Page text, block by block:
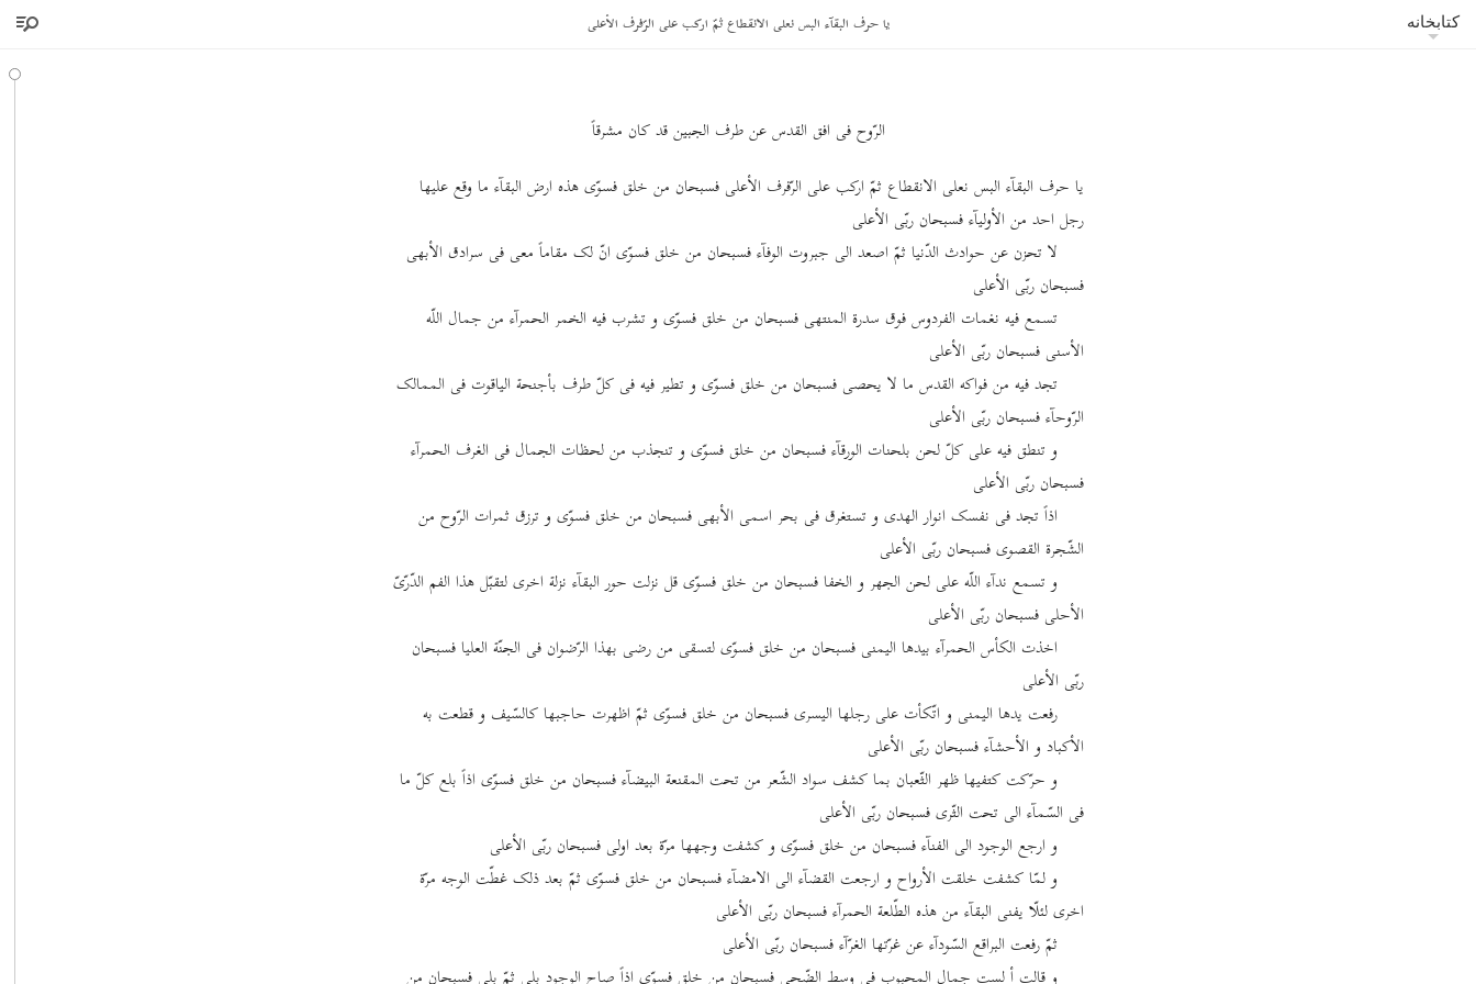
کتابخانه یا حرف البقآء البس نعلی الانقطاع ثمّ ارکب علی الرّفرف الأعلی
الرّوح فی افق القدس عن طرف الجبین قد کان مشرقاً
یا حرف البقآء البس نعلی الانقطاع ثمّ ارکب علی الرّفرف الأعلی فسبحان من خلق فسوّی هذه ارض البقآء ما وقع علیها
رجل احد من الأولیآء فسبحان ربّی الأعلی
لا تحزن عن حوادث الدّنیا ثمّ اصعد الی جبروت الوفآء فسبحان من خلق فسوّی انّ لک مقاماً معی فی سرادق الأبهی
فسبحان ربّی الأعلی
تسمع فیه نغمات الفردوس فوق سدرة المنتهی فسبحان من خلق فسوّی و تشرب فیه الخمر الحمرآء من جمال اللّه
الأسنی فسبحان ربّی الأعلی
تجد فیه من فواکه القدس ما لا یحصی فسبحان من خلق فسوّی و تطیر فیه فی کلّ طرف بأجنحة الیاقوت فی الممالک
الرّوحآء فسبحان ربّی الأعلی
و تنطق فیه علی کلّ لحن بلحنات الورقآء فسبحان من خلق فسوّی و تنجذب من لحظات الجمال فی الغرف الحمرآء
فسبحان ربّی الأعلی
اذاً تجد فی نفسک انوار الهدی و تستغرق فی بحر اسمی الأبهی فسبحان من خلق فسوّی و ترزق ثمرات الرّوح من
الشّجرة القصوی فسبحان ربّی الأعلی
و تسمع ندآء اللّه علی لحن الجهر و الخفا فسبحان من خلق فسوّی قل نزلت حور البقآء نزلة اخری لتقبّل هذا الفم الدّرّیّ
الأحلی فسبحان ربّی الأعلی
اخذت الکأس الحمرآء بیدها الیمنی فسبحان من خلق فسوّی لتسقی من رضی بهذا الرّضوان فی الجنّة العلیا فسبحان
ربّی الأعلی
رفعت یدها الیمنی و اتّکأت علی رجلها الیسری فسبحان من خلق فسوّی ثمّ اظهرت حاجبها کالسّیف و قطعت به
الأکباد و الأحشآء فسبحان ربّی الأعلی
و حرّکت کتفیها ظهر الثّعبان بما کشف سواد الشّعر من تحت المقنعة البیضآء فسبحان من خلق فسوّی اذاً بلع کلّ ما
فی السّمآء الی تحت الثّری فسبحان ربّی الأعلی
و ارجع الوجود الی الفنآء فسبحان من خلق فسوّی و کشفت وجهها مرّة بعد اولی فسبحان ربّی الأعلی
و لمّا کشفت خلقت الأرواح و ارجعت القضآء الی الامضآء فسبحان من خلق فسوّی ثمّ بعد ذلک غطّت الوجه مرّة
اخری لئلّا یفنی البقآء من هذه الطّلعة الحمرآء فسبحان ربّی الأعلی
ثمّ رفعت البراقع السّودآء عن غرّتها الغرّآء فسبحان ربّی الأعلی